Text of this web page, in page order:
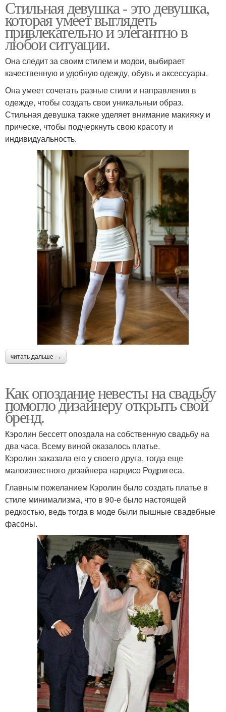
Стильная девушка - это девушка,
которая умеет выглядеть
привлекательно и элегантно в
любои ситуации.
Она следит за своим стилем и модои, выбирает
качественную и удобную одежду, обувь и аксессуары.
Она умеет сочетать разные стили и направления в
одежде, чтобы создать свои уникальныи образ.
Стильная девушка также уделяет внимание макияжу и
прическе, чтобы подчеркнуть свою красоту и
индивидуальность.
читать дальше →
Как опоздание невесты на свадьбу
помогло дизайнеру открыть свой
бренд.
Кэролин бессетт опоздала на собственную свадьбу на
два часа. Всему виной оказалось платье.
Кэролин заказала его у своего друга, тогда еще
малоизвестного дизайнера нарцисо Родригеса.
Главным пожеланием Кэролин было создать платье в
стиле минимализма, что в 90-е было настоящей
редкостью, ведь тогда в моде были пышные свадебные
фасоны.